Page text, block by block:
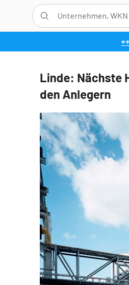
Linde: Nächste
den Anlegern